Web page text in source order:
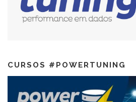
CURSOS #POWERTUNING